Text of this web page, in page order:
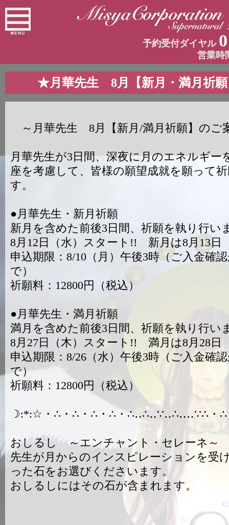
予約受付ダイヤル
営業時
★月華先生 8月【新月・満月祈願
～月華先生 8月【新月/満月祈願】のご
月華先生が3日間、深夜に月のエネルギー
座を考慮して、皆様の願望成就を願って
す。
●月華先生・新月祈願
新月を含めた前後3日間、祈願を執り行い
8月12日（水）スタート!! 新月は8月13日
申込期限：8/10（月）午後3時（ご入金確
で）
祈願料：12800円（税込）
●月華先生・満月祈願
満月を含めた前後3日間、祈願を執り行い
8月27日（木）スタート!! 満月は8月28日
申込期限：8/26（水）午後3時（ご入金確
で）
祈願料：12800円（税込）
☽:*:☆・∴・∴・∴・∴・∴‥∴‥∵‥∴‥‥∵∴・
おしるし ～エンチャント・セレーネ～
先生が月からのインスピレーションを受
った石をお選びくださいます。
おしるしにはその石が含まれます。